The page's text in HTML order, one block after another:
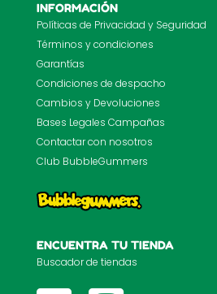
INFORMACIÓN
Políticas de Privacidad y Seguridad
Términos y condiciones
Garantías
Condiciones de despacho
Cambios y Devoluciones
Bases Legales Campañas
Contactar con nosotros
Club BubbleGummers
ENCUENTRA TU TIENDA
Buscador de tiendas